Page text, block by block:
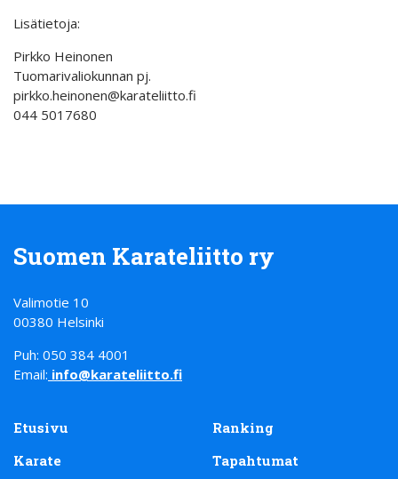
Lisätietoja:
Pirkko Heinonen
Tuomarivaliokunnan pj.
pirkko.heinonen@karateliitto.fi
044 5017680
Suomen Karateliitto ry
Valimotie 10
00380 Helsinki
Puh: 050 384 4001
Email: info@karateliitto.fi
Etusivu
Karate
Ranking
Tapahtumat